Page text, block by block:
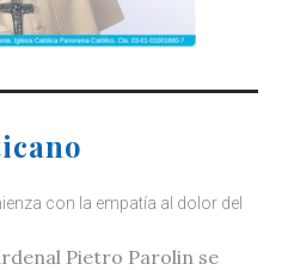
con la empatía al dolor del
Pietro Parolin se